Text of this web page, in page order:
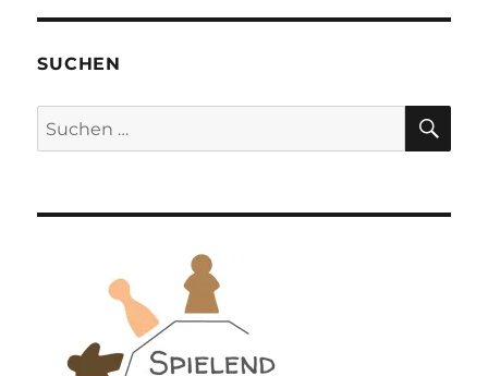
SUCHEN
Suchen
nach: